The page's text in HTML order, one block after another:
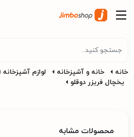
خانه خانه و آشپزخانه لوازم آشپزخانه
یخچال فریزر دوقلو
محصولات مشابه